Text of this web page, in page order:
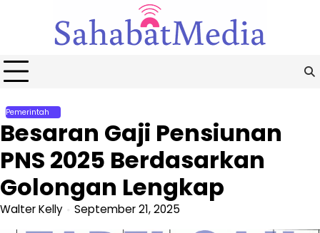
Pemerintah
Besaran Gaji Pensiunan
PNS 2025 Berdasarkan
Golongan Lengkap
Walter Kelly September 21, 2025